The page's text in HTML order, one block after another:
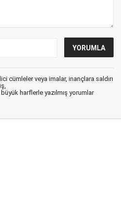
cümleler veya imalar, inançlara saldırı
harflerle yazılmış yorumlar